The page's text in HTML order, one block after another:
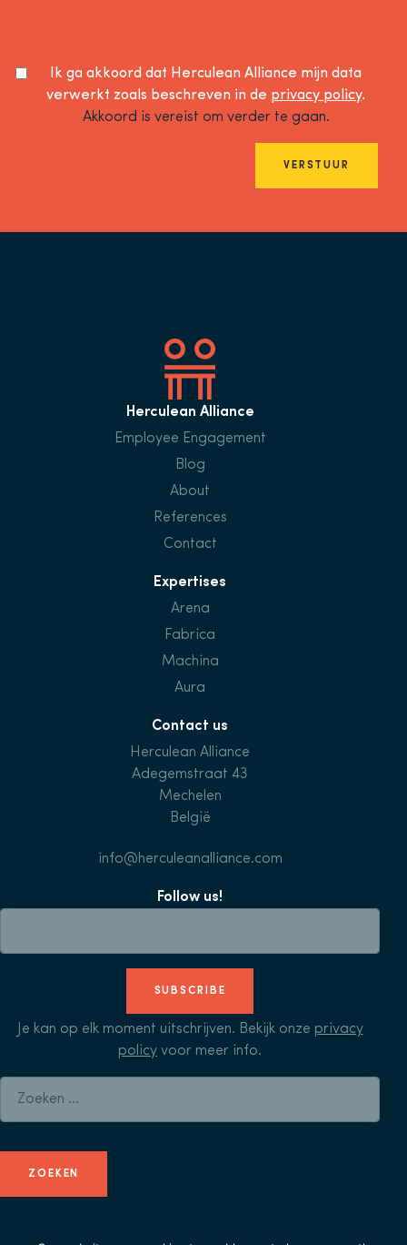
Ik ga akkoord dat Herculean Alliance mijn data
verwerkt zoals beschreven in de privacy policy.
Akkoord is vereist om verder te gaan.
VERSTUUR
Herculean Alliance
Employee Engagement
Blog
About
References
Contact
Expertises
Arena
Fabrica
Machina
Aura
Contact us
Herculean Alliance
Adegemstraat 43
Mechelen
België
info@herculeanalliance.com
Follow us!
SUBSCRIBE
Je kan op elk moment uitschrijven. Bekijk onze privacy
policy voor meer info.